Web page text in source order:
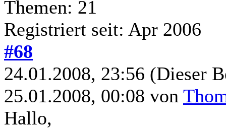
Themen: 21
Registriert seit: Apr 2006
#68
24.01.2008, 23:56 (Dieser
25.01.2008, 00:08 von
Hallo,